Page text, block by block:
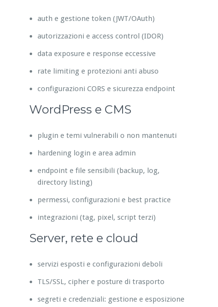
auth e gestione token (JWT/OAuth)
autorizzazioni e access control (IDOR)
data exposure e response eccessive
rate limiting e protezioni anti abuso
configurazioni CORS e sicurezza endpoint
WordPress e CMS
plugin e temi vulnerabili o non mantenuti
hardening login e area admin
endpoint e file sensibili (backup, log,
directory listing)
permessi, configurazioni e best practice
integrazioni (tag, pixel, script terzi)
Server, rete e cloud
servizi esposti e configurazioni deboli
TLS/SSL, cipher e posture di trasporto
segreti e credenziali: gestione e esposizione